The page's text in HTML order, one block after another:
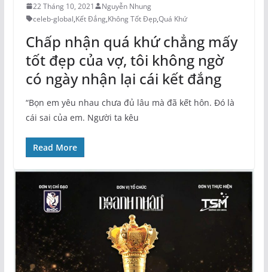
22 Tháng 10, 2021
Nguyễn Nhung
celeb-global,Kết Đắng,Không Tốt Đẹp,Quá Khứ
Chấp nhận quá khứ chẳng mấy
tốt đẹp của vợ, tôi không ngờ
có ngày nhận lại cái kết đắng
“Bọn em yêu nhau chưa đủ lâu mà đã kết hôn. Đó là
cái sai của em. Người ta kêu
Read More